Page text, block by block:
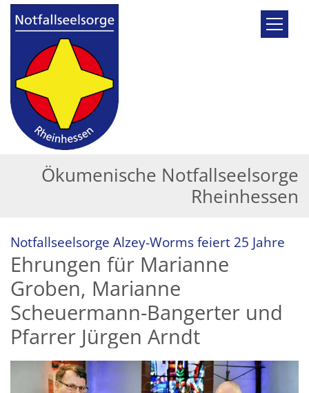
Zum Inhalt springen
Ökumenische Notfallseelsorge
Rheinhessen
Notfallseelsorge Alzey-Worms feiert 25 Jahre
Ehrungen für Marianne
Groben, Marianne
Scheuermann-Bangerter und
Pfarrer Jürgen Arndt